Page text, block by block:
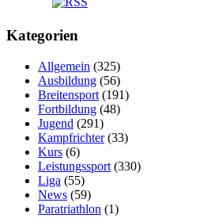
Kategorien
Allgemein (325)
Ausbildung (56)
Breitensport (191)
Fortbildung (48)
Jugend (291)
Kampfrichter(33)
Kurs (6)
Leistungssport (330)
Liga (55)
News (59)
Paratriathlon (1)